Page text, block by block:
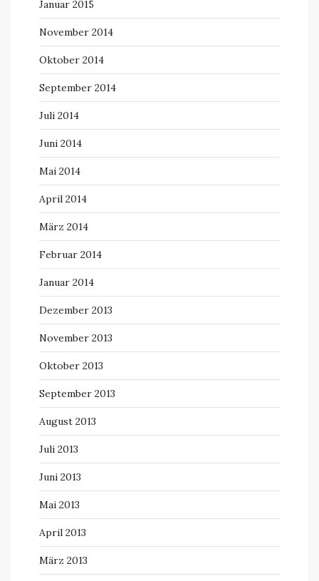
Januar 2015
November 2014
Oktober 2014
September 2014
Juli 2014
Juni 2014
Mai 2014
April 2014
März 2014
Februar 2014
Januar 2014
Dezember 2013
November 2013
Oktober 2013
September 2013
August 2013
Juli 2013
Juni 2013
Mai 2013
April 2013
März 2013